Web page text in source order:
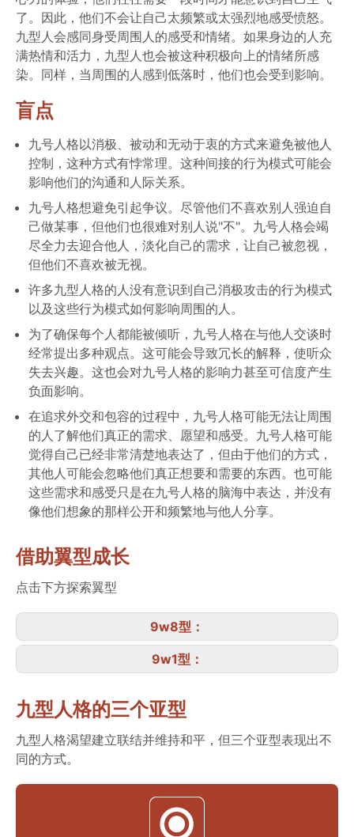
了。因此，他们不会让自己太频繁或太强烈地感受愤怒。
九型人会感同身受周围人的感受和情绪。如果身边的人充
满热情和活力，九型人也会被这种积极向上的情绪所感
染。同样，当周围的人感到低落时，他们也会受到影响。
盲点
九号人格以消极、被动和无动于衷的方式来避免被他人
控制，这种方式有悖常理。这种间接的行为模式可能会
影响他们的沟通和人际关系。
九号人格想避免引起争议。尽管他们不喜欢别人强迫自
己做某事，但他们也很难对别人说"不"。九号人格会竭
尽全力去迎合他人，淡化自己的需求，让自己被忽视，
但他们不喜欢被无视。
许多九型人格的人没有意识到自己消极攻击的行为模式
以及这些行为模式如何影响周围的人。
为了确保每个人都能被倾听，九号人格在与他人交谈时
经常提出多种观点。这可能会导致冗长的解释，使听众
失去兴趣。这也会对九号人格的影响力甚至可信度产生
负面影响。
在追求外交和包容的过程中，九号人格可能无法让周围
的人了解他们真正的需求、愿望和感受。九号人格可能
觉得自己已经非常清楚地表达了，但由于他们的方式，
其他人可能会忽略他们真正想要和需要的东西。也可能
这些需求和感受只是在九号人格的脑海中表达，并没有
像他们想象的那样公开和频繁地与他人分享。
借助翼型成长
点击下方探索翼型
9w8型：
9w1型：
九型人格的三个亚型
九型人格渴望建立联结并维持和平，但三个亚型表现出不
同的方式。